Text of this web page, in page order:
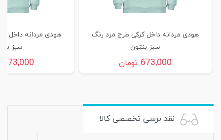
هودی مردانه داخل کرکی طرح مرد رنگ
سبز بنتون
673,000 تومان
هودی مردانه داخل
سبز
673,000
نقد برسی تخصصی کالا